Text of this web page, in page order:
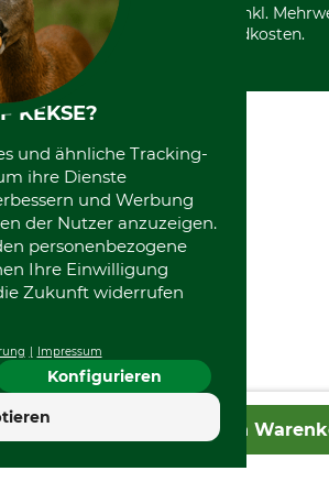
In den
Datenschutz Print
Community
International
Kooperationen
Alle Preise in Euro und inkl.
Versandkosten.
KEKSE?
und ähnliche Tracking-
ihre Dienste
und Werbung
der Nutzer anzuzeigen.
personenbezogene
Ihre Einwilligung
Zukunft widerrufen
Impressum
Konfigurieren